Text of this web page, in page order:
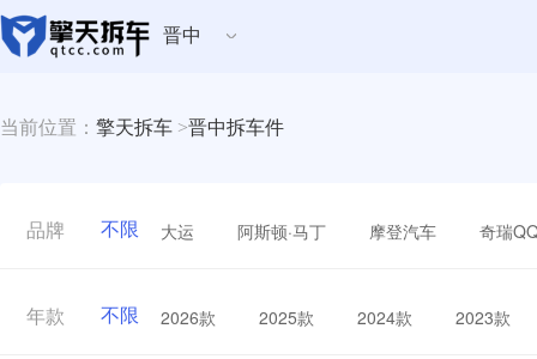
晋中
当前位置： 擎天拆车 >晋中拆车件
品牌 不限 大运 阿斯顿·马丁 摩登汽车 奇瑞
年款 不限 2026款 2025款 2024款 2023款